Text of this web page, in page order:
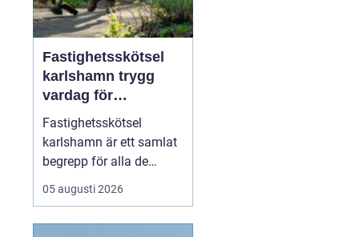
Fastighetsskötsel
karlshamn trygg
vardag för
fastighetsägare
Fastighetsskötsel
karlshamn är ett samlat
begrepp för alla de
insatser som håller en
fastighet ren, trygg och
05 augusti 2026